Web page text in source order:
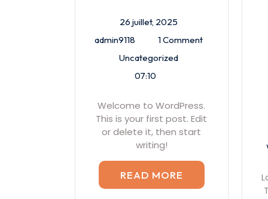
26 juillet, 2025
admin9118
1 Comment
Uncategorized
07:10
Welcome to WordPress.
This is your first post. Edit
or delete it, then start
writing!
READ MORE